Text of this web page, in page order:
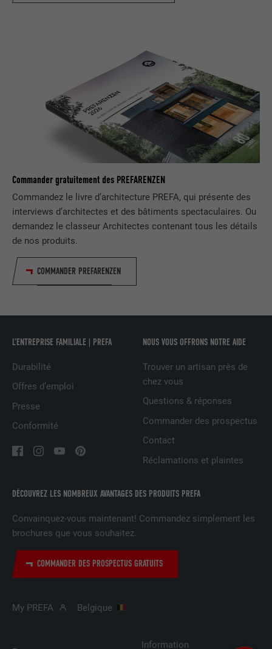
Commander gratuitement des PREFARENZEN
Commandez le livre d’architecture PREFA, qui présente des
interviews d’architectes et des bâtiments spectaculaires. Ou
demandez le classeur Architectes contenant tous les détails
de nos produits.
COMMANDER PREFARENZEN
DÉCOUVREZ LES NOMBREUX AVANTAGES DES PRODUITS PREFA
Convainquez-vous maintenant! Commandez simplement les
brochures que vous souhaitez.
COMMANDER DES PROSPECTUS GRATUITS
L’ENTREPRISE FAMILIALE | PREFA
Durabilité
Offres d’emploi
Presse
Conformité
NOUS VOUS OFFRONS NOTRE AIDE
Trouver un artisan près de
chez vous
Questions & réponses
Commander des prospectus
Contact
Réclamations et plaintes
My PREFA Belgique
Information
1 jour
UTILITÉ
Utilisé par le service de réseau social
LinkedIn pour suivre l'utilisation de
services intégrés
FOURNISSEUR LinkedIn
EXPIRATION 1 an
tous les cookies dans ce navigateur
NOM _fbp
FOURNISSEUR Facebook
EXPIRATION
UTILITÉ
Est utilisé par Facebook pour afficher
exemple des offres en temps réel
d'annonceurs tiers.
EXPIRATION 3 mois
Est utilisé par Facebook pour afficher
une série de produits publicitaires, par
d'annonceurs tiers.